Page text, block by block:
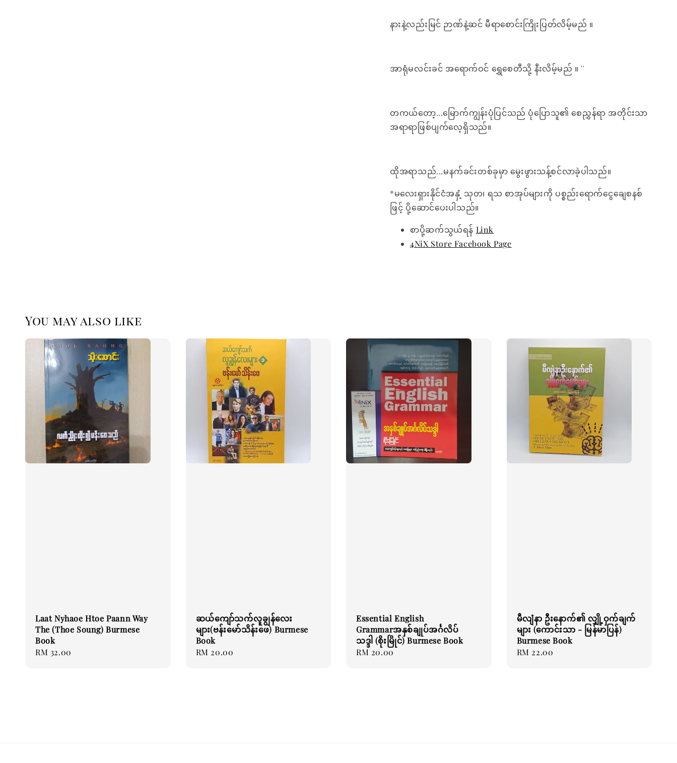
နားနဲ့လည်းမြင် ဉာဏ်နဲ့ဆင် မီရာစောင်းကြိုးပြတ်လိမ့်မည် ။
အာရုံမလင်းခင် အရောက်ဝင် ရွှေစေတီသို့ နီးလိမ့်မည် ။ ''
တကယ်တော့...မြောက်ကျွန်းပုံပြင်သည် ပုံပြောသူ၏ စေညွှန်ရာ အတိုင်းသာ
အရာရာဖြစ်ပျက်လေ့ရှိသည်။
ထိုအရာသည်...မနက်ခင်းတစ်ခုမှာ မွေးဖွားသန့်စင်လာခဲ့ပါသည်။
*မလေးရှားနိုင်ငံအနှံ့ သုတ၊ ရသ စာအုပ်များကို ပစ္စည်းရောက်ငွေချေစနစ်
ဖြင့် ပို့ဆောင်ပေးပါသည်။
စာပို့ဆက်သွယ်ရန် Link
4NiX Store Facebook Page
You may also like
Laat Nyhaoe Htoe Paann Way
The (Thoe Soung) Burmese
Book
Regular
RM 32.00
ဆယ်ကျော်သက်လူချွန်လေး
များ(ဗန်းမော်သိန်းဖေ) Burmese
Book
Regular
RM 20.00
Essential English
Grammarအနှစ်ချုပ်အင်္ဂလိပ်
သဒ္ဒါ (စိုးမြိုင်) Burmese Book
Regular
RM 20.00
မီလျံနာ ဦးနောက်၏ လျှို့ဝှက်ချက်
များ (ကောင်းသာ - မြန်မာပြန်)
Burmese Book
Regular
RM 22.00